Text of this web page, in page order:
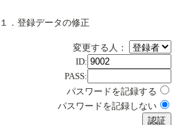
１．登録データの修正
変更する人：
ID:
PASS:
パスワードを記録する
パスワードを記録しない